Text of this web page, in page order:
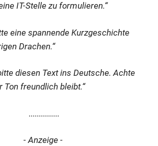
IT-Stelle zu formulieren.“
eine spannende Kurzgeschichte
Drachen.“
diesen Text ins Deutsche. Achte
Ton freundlich bleibt.“
...............
- Anzeige -